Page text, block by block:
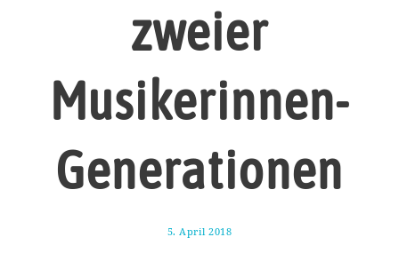
zweier
Musikerinnen-
Generationen
5. April 2018